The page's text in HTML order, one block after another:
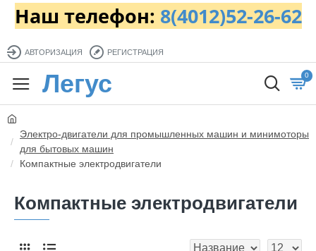
Наш телефон: 8(4012)52-26-62
АВТОРИЗАЦИЯ РЕГИСТРАЦИЯ
Легус 0
Электро-двигатели для промышленных машин и минимоторы
для бытовых машин
Компактные электродвигатели
Компактные электродвигатели